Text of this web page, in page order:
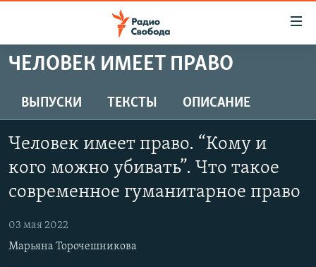
упрощенного
Вернуться
к
основному
Вернутся
навигации
Вернутся
ПОДКАСТЫ
ЦИТАТЫ СВОБОДЫ
МНЕНИЯ
КУЛЬТУРА
IDEL.РЕАЛИИ
КАВКАЗ.РЕАЛИИ
ЧЕЛОВЕК ИМЕЕТ ПРАВО
ВЫПУСКИ ТЕКСТЫ ОПИСАНИЕ
Человек имеет право. “Кому и
кого можно убивать”. Что такое
современное гуманитарное право
03 мая 2022
Марьяна Торочешникова